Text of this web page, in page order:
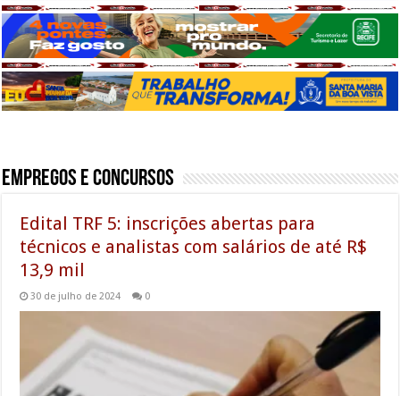
Empregos e Concursos
Edital TRF 5: inscrições abertas para
técnicos e analistas com salários de até R$
13,9 mil
30 de julho de 2024 0